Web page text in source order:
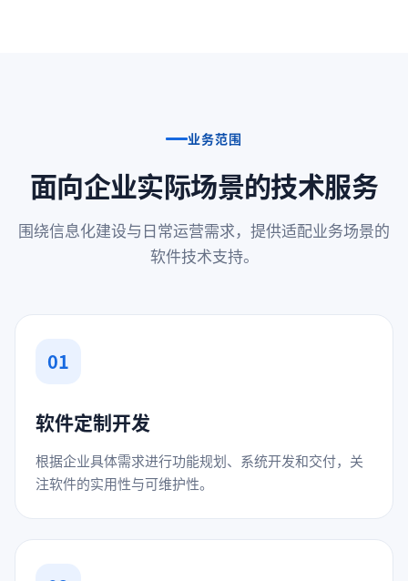
业务范围
面向企业实际场景的技术服务
围绕信息化建设与日常运营需求，提供适配业务场景的
软件技术支持。
01
软件定制开发
根据企业具体需求进行功能规划、系统开发和交付，关
注软件的实用性与可维护性。